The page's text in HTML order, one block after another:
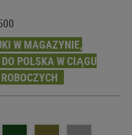
W MAGAZYNIE,
POLSKA W CIĄGU